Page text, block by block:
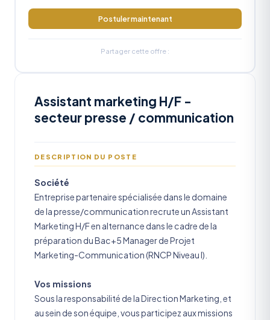
Assistant marketing H/F -
secteur presse / communication
DESCRIPTION DU POSTE
Société
Entreprise partenaire spécialisée dans le domaine
de la presse/communication recrute un Assistant
Marketing H/F en alternance dans le cadre de la
préparation du Bac+5 Manager de Projet
Marketing-Communication (RNCP Niveau I).
Vos missions
Sous la responsabilité de la Direction Marketing, et
au sein de son équipe, vous participez aux missions
Postuler maintenant
Partager cette offre :